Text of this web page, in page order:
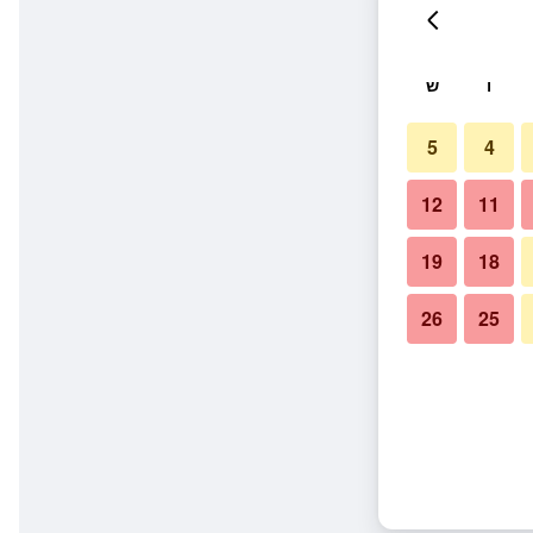
ו ש
4
5
11
12
18
19
25
26